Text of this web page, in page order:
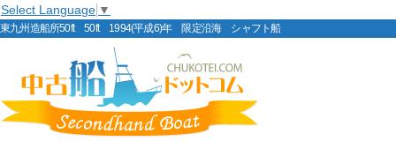
Select Language ▼
東九州造船所50ft 50ft 1994(平成6)年 限定沿海 シャフト船